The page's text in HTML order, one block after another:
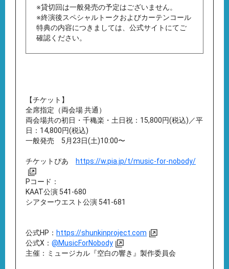
※貸切回は一般発売の予定はございません。
※終演後スペシャルトークおよびカーテンコール
特典の内容につきましては、公式サイトにてご
確認ください。
【チケット】
全席指定（両会場 共通）
両会場共の初日・千穐楽・土日祝：15,800円(税込)／平
日：14,800円(税込)
一般発売 5月23日(土)10:00〜
チケットぴあ https://w.pia.jp/t/music-for-nobody/
Pコード：
KAAT公演 541-680
シアターウエスト公演 541-681
公式HP： https://shunkinproject.com
公式X： @MusicForNobody
主催：ミュージカル『空白の響き』製作委員会